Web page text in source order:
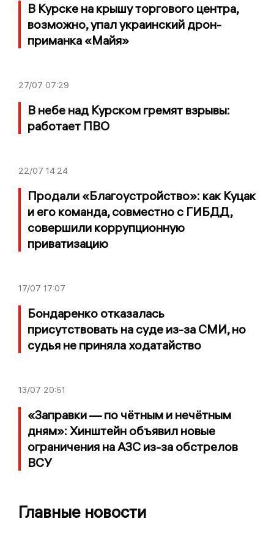
В Курске на крышу торгового центра,
возможно, упал украинский дрон-
приманка «Майя»
27/07 07:29
В небе над Курском гремят взрывы:
работает ПВО
22/07 14:24
Продали «Благоустройство»: как Куцак
и его команда, совместно с ГИБДД,
совершили коррупционную
приватизацию
17/07 17:07
Бондаренко отказалась
присутствовать на суде из-за СМИ, но
судья не приняла ходатайство
13/07 20:51
«Заправки — по чётным и нечётным
дням»: Хинштейн объявил новые
ограничения на АЗС из-за обстрелов
ВСУ
Главные новости